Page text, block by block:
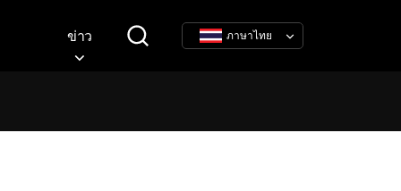
ข่าว ภาษาไทย